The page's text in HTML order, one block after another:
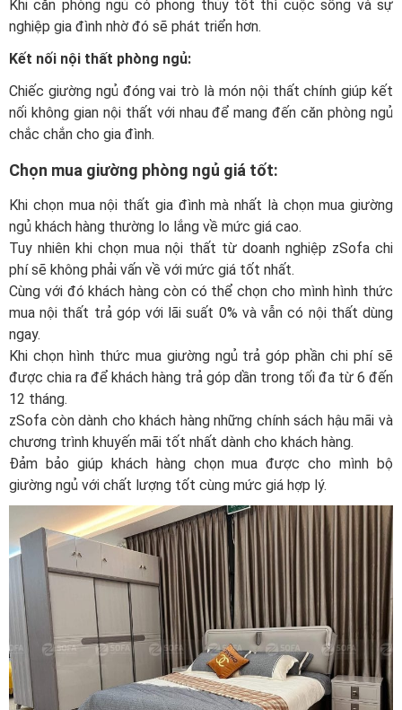
Khi căn phòng ngủ có phong thủy tốt thì cuộc sống và sự
nghiệp gia đình nhờ đó sẽ phát triển hơn.
Kết nối nội thất phòng ngủ:
Chiếc giường ngủ đóng vai trò là món nội thất chính giúp kết
nối không gian nội thất với nhau để mang đến căn phòng ngủ
chắc chắn cho gia đình.
Chọn mua giường phòng ngủ giá tốt:
Khi chọn mua nội thất gia đình mà nhất là chọn mua giường
ngủ khách hàng thường lo lắng về mức giá cao.
Tuy nhiên khi chọn mua nội thất từ doanh nghiệp zSofa chi
phí sẽ không phải vấn về với mức giá tốt nhất.
Cùng với đó khách hàng còn có thể chọn cho mình hình thức
mua nội thất trả góp với lãi suất 0% và vẫn có nội thất dùng
ngay.
Khi chọn hình thức mua giường ngủ trả góp phần chi phí sẽ
được chia ra để khách hàng trả góp dần trong tối đa từ 6 đến
12 tháng.
zSofa còn dành cho khách hàng những chính sách hậu mãi và
chương trình khuyến mãi tốt nhất dành cho khách hàng.
Đảm bảo giúp khách hàng chọn mua được cho mình bộ
giường ngủ với chất lượng tốt cùng mức giá hợp lý.